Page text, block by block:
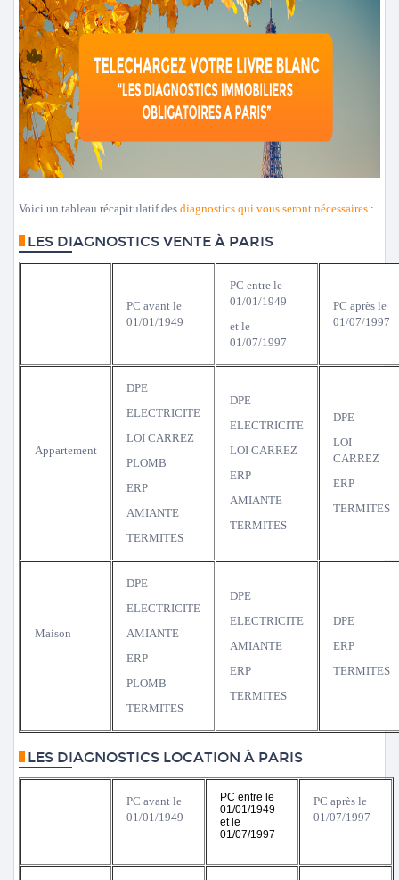
Voici un tableau récapitulatif des diagnostics qui vous seront nécessaires :
LES DIAGNOSTICS VENTE À PARIS
PC avant le
01/01/1949
PC entre le
01/01/1949
et le
01/07/1997
PC après le
01/07/1997
Appartement
DPE
ELECTRICITE
LOI CARREZ
PLOMB
ERP
AMIANTE
TERMITES
DPE
ELECTRICITE
LOI CARREZ
ERP
AMIANTE
TERMITES
DPE
LOI
CARREZ
ERP
TERMITES
Maison
DPE
ELECTRICITE
AMIANTE
ERP
PLOMB
TERMITES
DPE
ELECTRICITE
AMIANTE
ERP
TERMITES
DPE
ERP
TERMITES
LES DIAGNOSTICS LOCATION À PARIS
PC avant le
01/01/1949
PC entre le
01/01/1949
et le
01/07/1997
PC après le
01/07/1997